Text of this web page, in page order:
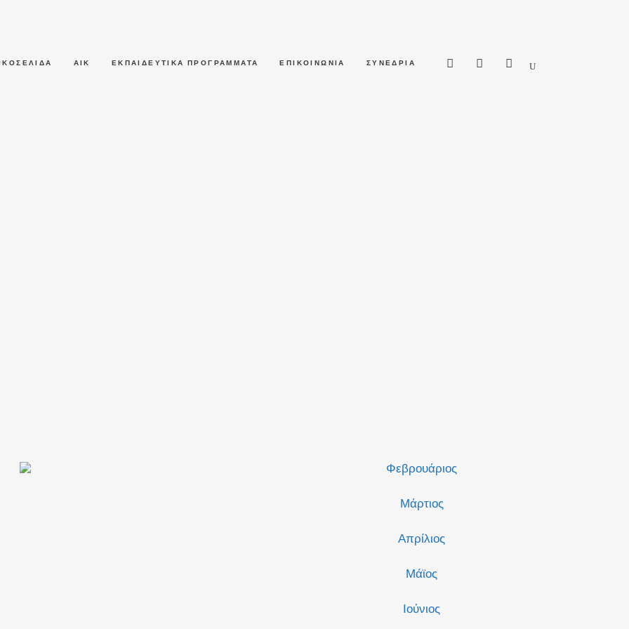
ΑΙΚ ΕΚΠΑΙΔΕΥΤΙΚΑ ΠΡΟΓΡΑΜΜΑΤΑ ΕΠΙΚΟΙΝΩΝΙΑ ΣΥΝΕΔΡΙΑ
Φεβρουάριος
Μάρτιος
Απρίλιος
Μάϊος
Ιούνιος